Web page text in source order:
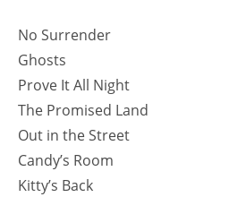
No Surrender
Ghosts
Prove It All Night
The Promised Land
Out in the Street
Candy’s Room
Kitty’s Back